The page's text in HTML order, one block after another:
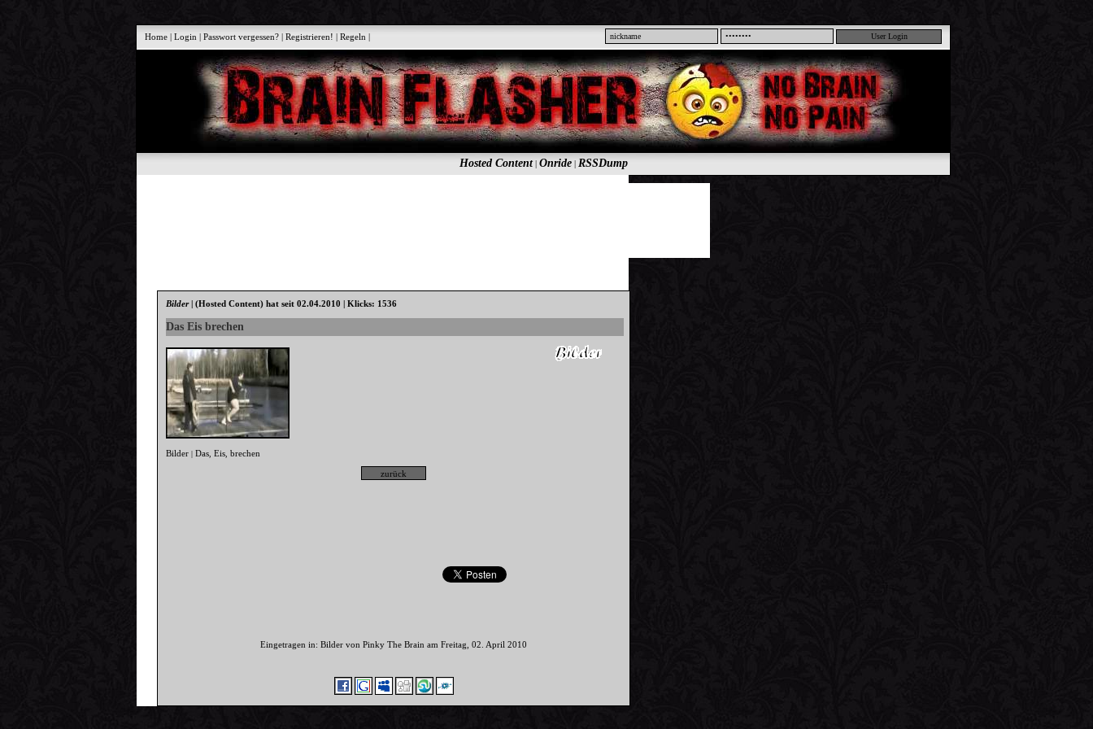
Home |Login |Passwort vergessen? |Registrieren! |Regeln |
Hosted Content| Onride| RSSDump
Bilder|(Hosted Content) hat seit 02.04.2010 | Klicks: 1536
Das Eis brechen
Bilder |Das ,Eis ,brechen
Eingetragen in: Bilder von Pinky The Brain am Freitag, 02. April 2010